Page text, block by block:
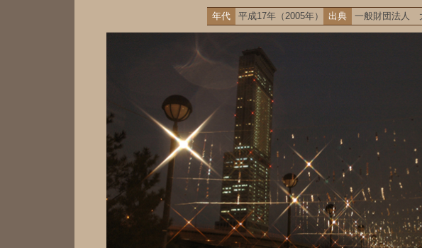
年代 平成17年（2005年） 出典 一般財団法人